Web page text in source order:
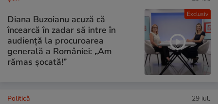
Exclusiv
Diana Buzoianu acuză că
încearcă în zadar să intre în
audiență la procuroarea
generală a României: „Am
rămas șocată!”
Politică 29 iul.